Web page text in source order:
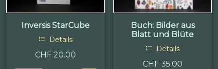
Inversis StarCube
Details
CHF 20.00
Buch: Bilder aus
Blatt und Blüte
Details
CHF 35.00